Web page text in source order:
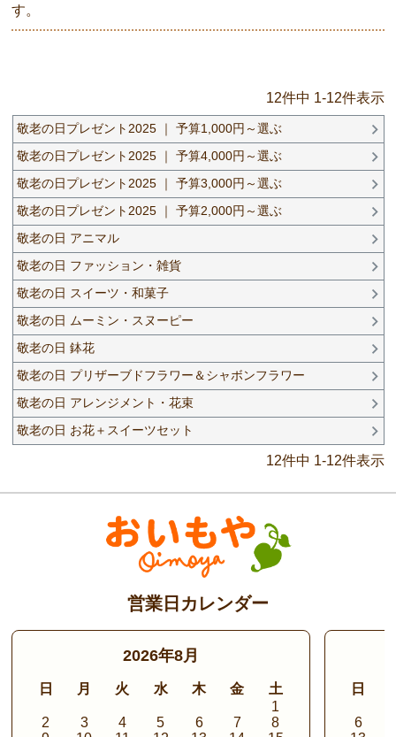
す。
12件中 1-12件表示
敬老の日プレゼント2025 ｜ 予算1,000円～選ぶ
敬老の日プレゼント2025 ｜ 予算4,000円～選ぶ
敬老の日プレゼント2025 ｜ 予算3,000円～選ぶ
敬老の日プレゼント2025 ｜ 予算2,000円～選ぶ
敬老の日 アニマル
敬老の日 ファッション・雑貨
敬老の日 スイーツ・和菓子
敬老の日 ムーミン・スヌーピー
敬老の日 鉢花
敬老の日 プリザーブドフラワー＆シャボンフラワー
敬老の日 アレンジメント・花束
敬老の日 お花＋スイーツセット
12件中 1-12件表示
営業日カレンダー
2026年8月
日 月 火 水 木 金
土
1
2
3 4 5 6 7
8
日
6